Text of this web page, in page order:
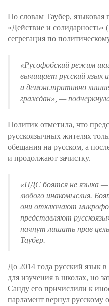
По словам Таубер,
«Действие и
сегрегация по
«Русофобский режим
вычищает русский язык
а демонстративно
граждан» , —
Политик отметила, что
русскоязычных жителях
обещания на русском, а
и продолжают зачистку.
«ПДС боятся не языка —
любого инакомыслия.
они отключают
представляют
начнут лишать прав
Таубер.
До 2014 года русский язык
для изучения в школах, но
Санду его причислили к
парламент вернул русскому